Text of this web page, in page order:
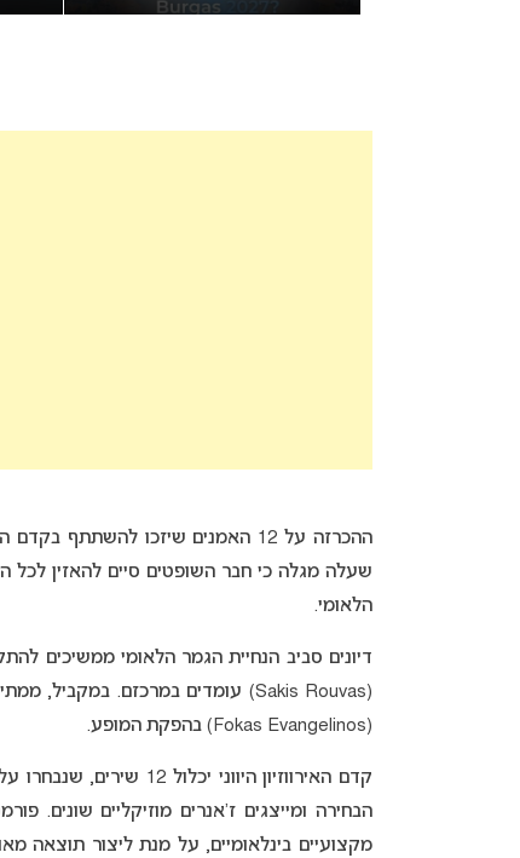
ההכרזה על 12 האמנים שיזכו
שעלה מגלה כי חבר השופטים סיים להאזין לכל
הלאומי.
דיונים סביב הנחיית הגמר הלאומי ממשיכים
(Sakis Rouvas) עומדים במרכזם. במקביל, ממתינים לאישור רשמי על השתתפותו של הבמאי המוערך
(Fokas Evangelinos) בהפקת המופע.
הבחירה ומייצגים ז’אנרים מוזיקליים שונים.